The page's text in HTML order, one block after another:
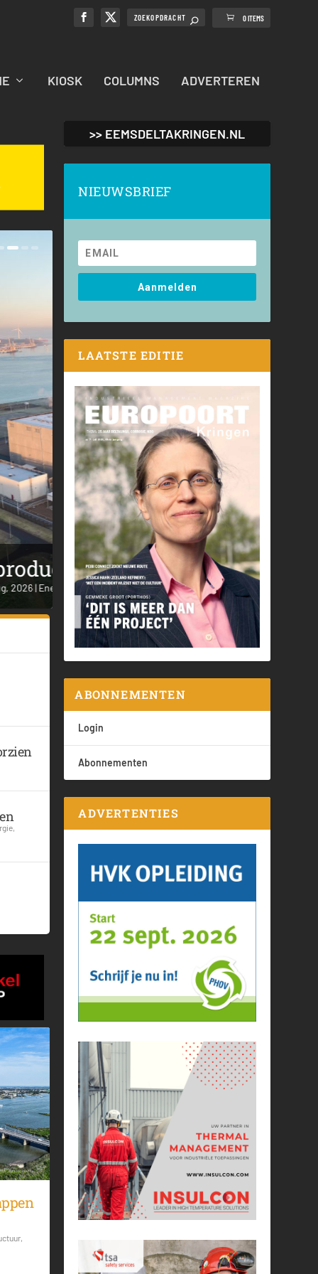
0 ITEMS
KIOSK COLUMNS ADVERTEREN
,
,
>> EEMSDELTAKRINGEN.NL
NIEUWSBRIEF
Aanmelden
LAATSTE EDITIE
ABONNEMENTEN
Login
Abonnementen
ADVERTENTIES